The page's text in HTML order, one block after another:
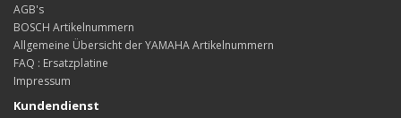
AGB's
BOSCH Artikelnummern
Allgemeine Übersicht der YAMAHA Artikelnummern
FAQ : Ersatzplatine
Impressum
Kundendienst